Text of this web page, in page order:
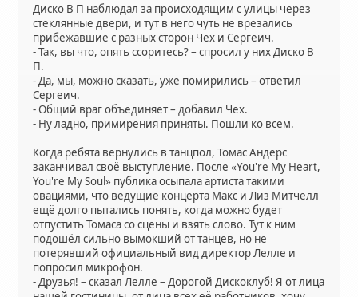
Диско В П наблюдал за происходящим с улицы через
стеклянные двери, и тут в него чуть не врезались
прибежавшие с разных сторон Чех и Сергеич.
- Так, вы что, опять ссоритесь? – спросил у них Диско В
П.
- Да, мы, можно сказать, уже помирились – ответил
Сергеич.
- Общий враг объединяет – добавил Чех.
- Ну ладно, примирения приняты. Пошли ко всем.
Когда ребята вернулись в танцпол, Томас Андерс
заканчивал своё выступление. После «You're My Heart,
You're My Soul» публика осыпала артиста такими
овациями, что ведущие концерта Макс и Лиз Митчелл
ещё долго пытались понять, когда можно будет
отпустить Томаса со сцены и взять слово. Тут к ним
подошёл сильно вымокший от танцев, но не
потерявший официальный вид директор Лелле и
попросил микрофон.
- Друзья! – сказал Лелле – Дорогой Дискоклуб! Я от лица